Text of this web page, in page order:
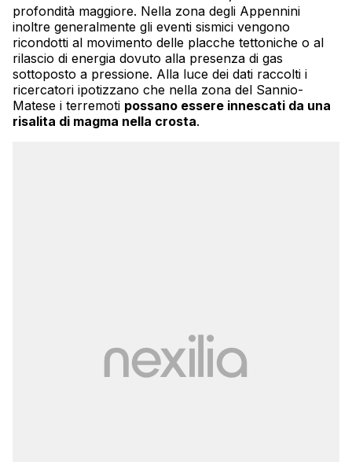
profondità maggiore. Nella zona degli Appennini
inoltre generalmente gli eventi sismici vengono
ricondotti al movimento delle placche tettoniche o al
rilascio di energia dovuto alla presenza di gas
sottoposto a pressione. Alla luce dei dati raccolti i
ricercatori ipotizzano che nella zona del Sannio-
Matese i terremoti possano essere innescati da una
risalita di magma nella crosta.